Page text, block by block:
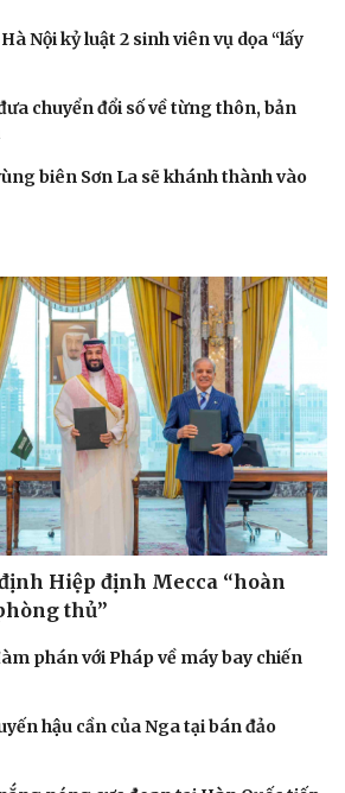
Nghệ sĩ
Nội kỷ luật 2 sinh viên vụ dọa “lấy
chuyển đổi số về từng thôn, bản
biên Sơn La sẽ khánh thành vào
Hiệp định Mecca “hoàn
thủ”
phán với Pháp về máy bay chiến
hậu cần của Nga tại bán đảo